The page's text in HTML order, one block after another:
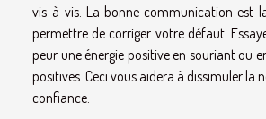
vis-à-vis. La bonne communication est
permettre de corriger votre défaut.
peur une énergie positive en souriant ou
positives. Ceci vous aidera à dissimuler la
confiance.